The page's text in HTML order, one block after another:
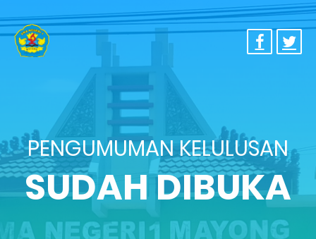
PENGUMUMAN KELULUSAN
SUDAH DIBUKA